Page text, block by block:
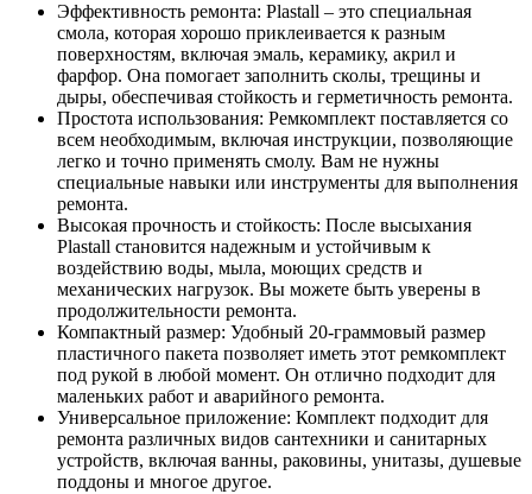
Эффективность ремонта: Plastall – это специальная
смола, которая хорошо приклеивается к разным
поверхностям, включая эмаль, керамику, акрил и
фарфор. Она помогает заполнить сколы, трещины и
дыры, обеспечивая стойкость и герметичность ремонта.
Простота использования: Ремкомплект поставляется со
всем необходимым, включая инструкции, позволяющие
легко и точно применять смолу. Вам не нужны
специальные навыки или инструменты для выполнения
ремонта.
Высокая прочность и стойкость: После высыхания
Plastall становится надежным и устойчивым к
воздействию воды, мыла, моющих средств и
механических нагрузок. Вы можете быть уверены в
продолжительности ремонта.
Компактный размер: Удобный 20-граммовый размер
пластичного пакета позволяет иметь этот ремкомплект
под рукой в ​​любой момент. Он отлично подходит для
маленьких работ и аварийного ремонта.
Универсальное приложение: Комплект подходит для
ремонта различных видов сантехники и санитарных
устройств, включая ванны, раковины, унитазы, душевые
поддоны и многое другое.